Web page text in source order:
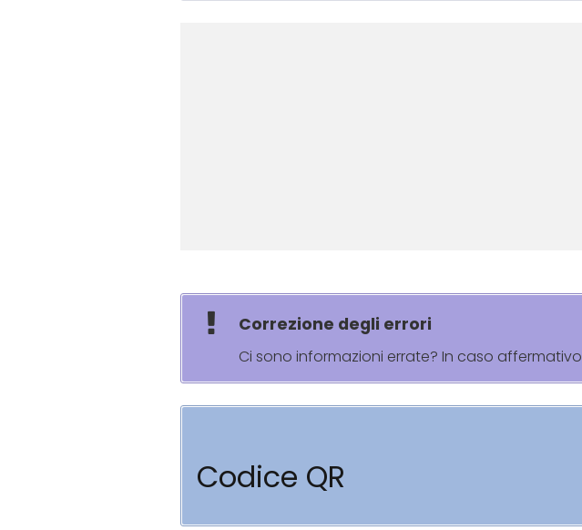
Correzione degli errori
Ci sono informazioni errate? In caso affermativo
Codice QR